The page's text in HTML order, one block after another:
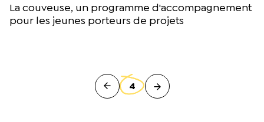
La couveuse, un programme d'accompagnement
pour les jeunes porteurs de projets
4